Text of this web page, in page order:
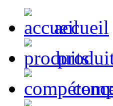
accueil